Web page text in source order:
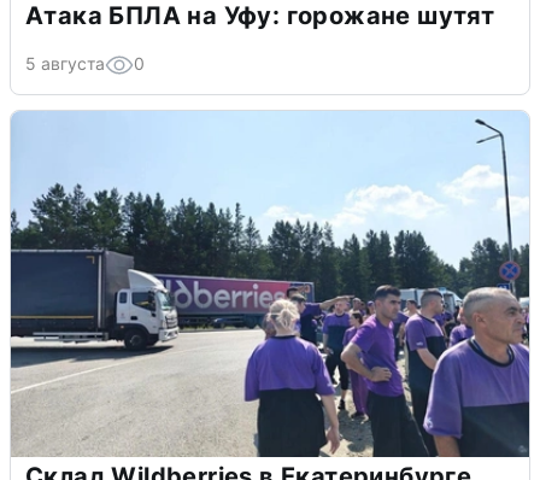
Атака БПЛА на Уфу: горожане шутят
5 августа 0